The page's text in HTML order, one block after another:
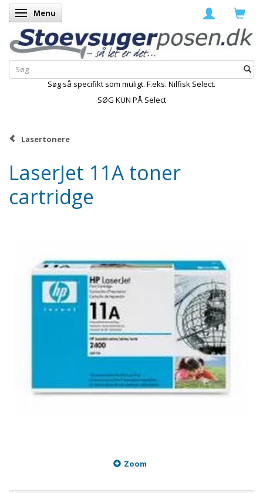
Skifte navigation
Menu
Søg så specifikt som muligt. F.eks. Nilfisk Select.
SØG KUN PÅ Select
Lasertonere
LaserJet 11A toner
cartridge
Zoom